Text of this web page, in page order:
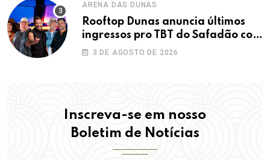
ARENA DAS DUNAS
Rooftop Dunas anuncia últimos
ingressos pro TBT do Safadão com
virada de lote nesta terça (04)
3 DE AGOSTO DE 2026
Inscreva-se em nosso
Boletim de Notícias